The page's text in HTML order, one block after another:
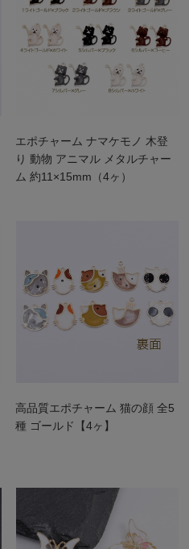
エポチャーム ナマケモノ 木登
り 動物 アニマル メタルチャー
ム 約11×15mm（4ヶ）
高品質エポチャーム 猫の顔 全5
種 ゴールド【4ヶ】